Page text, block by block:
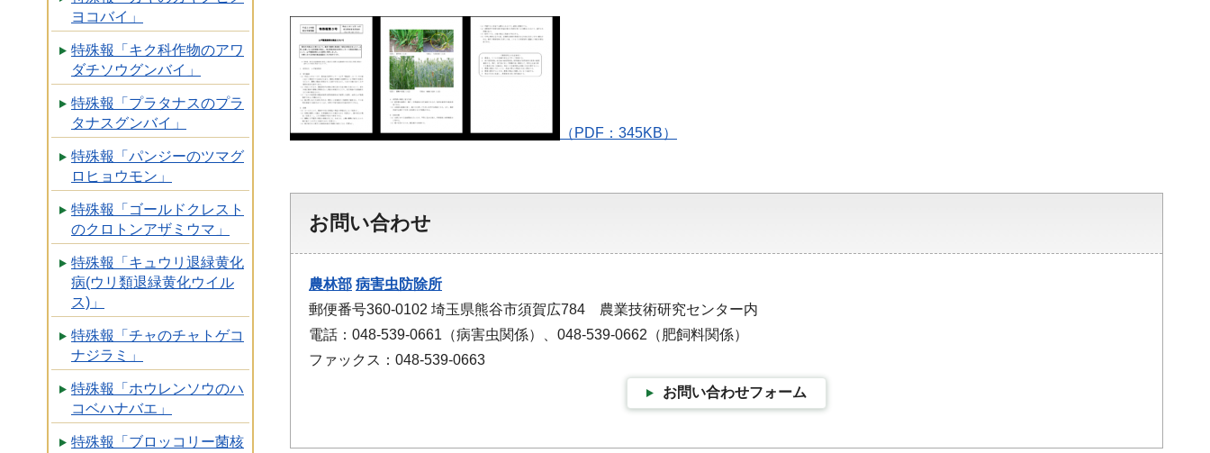
ヨコバイ」
特殊報「キク科作物のアワ
ダチソウグンバイ」
特殊報「プラタナスのプラ
タナスグンバイ」
特殊報「パンジーのツマグ
ロヒョウモン」
特殊報「ゴールドクレスト
のクロトンアザミウマ」
特殊報「キュウリ退緑黄化
病(ウリ類退緑黄化ウイル
ス)」
特殊報「チャのチャトゲコ
ナジラミ」
特殊報「ホウレンソウのハ
コベハナバエ」
特殊報「ブロッコリー菌核
（PDF：345KB）
お問い合わせ
農林部 病害虫防除所
郵便番号360-0102 埼玉県熊谷市須賀広784 農業技術研究センター内
電話：048-539-0661（病害虫関係）、048-539-0662（肥飼料関係）
ファックス：048-539-0663
お問い合わせフォーム